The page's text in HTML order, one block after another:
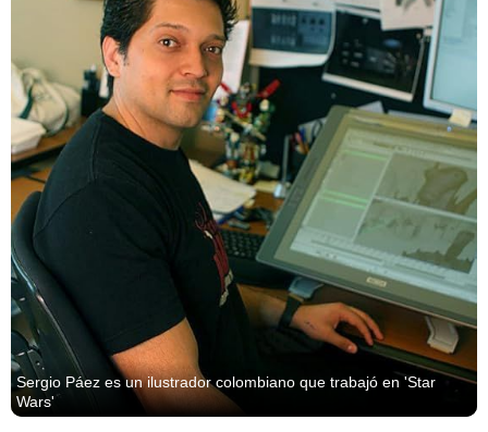
Sergio Páez es un ilustrador colombiano que trabajó en 'Star
Wars'